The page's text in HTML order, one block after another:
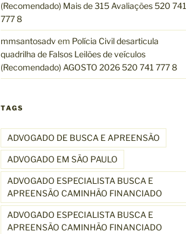
(Recomendado) Mais de 315 Avaliações 520 741
777 8
mmsantosadv em Polícia Civil desarticula
quadrilha de Falsos Leilões de veículos
(Recomendado) AGOSTO 2026 520 741 777 8
TAGS
ADVOGADO DE BUSCA E APREENSÃO
ADVOGADO EM SÃO PAULO
ADVOGADO ESPECIALISTA BUSCA E
APREENSÃO CAMINHÃO FINANCIADO
ADVOGADO ESPECIALISTA BUSCA E
APREENSÃO CAMINHÃO FINANCIADO